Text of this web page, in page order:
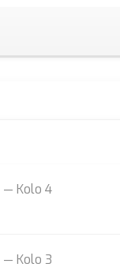
— Kolo 4
— Kolo 3